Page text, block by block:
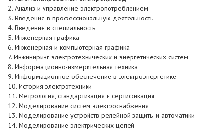
2. Анализ и управление электропотреблением
3. Введение в профессиональную деятельность
4. Введение в специальность
5. Инженерная графика
6. Инженерная и компьютерная графика
7. Инжиниринг электротехнических и энергетических систем
8. Информационно-измерительная техника
9. Информационное обеспечение в электроэнергетике
10. История электротехники
11. Метрология, стандартизация и сертификация
12. Моделирование систем электроснабжения
13. Моделирование устройств релейной защиты и автоматики
14. Моделирование электрических цепей